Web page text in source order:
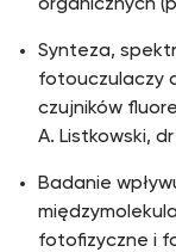
organicznych
Synteza,
fotouczulaczy
czujników
A. Listkowski,
Badanie
fotofizyczne i